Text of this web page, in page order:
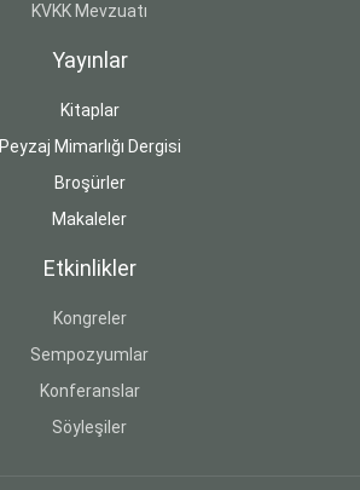
KVKK Mevzuatı
Yayınlar
Kitaplar
Peyzaj Mimarlığı Dergisi
Broşürler
Makaleler
Etkinlikler
Kongreler
Sempozyumlar
Konferanslar
Söyleşiler